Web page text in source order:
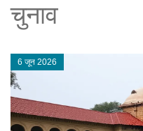
चुनाव
6 जून 2026